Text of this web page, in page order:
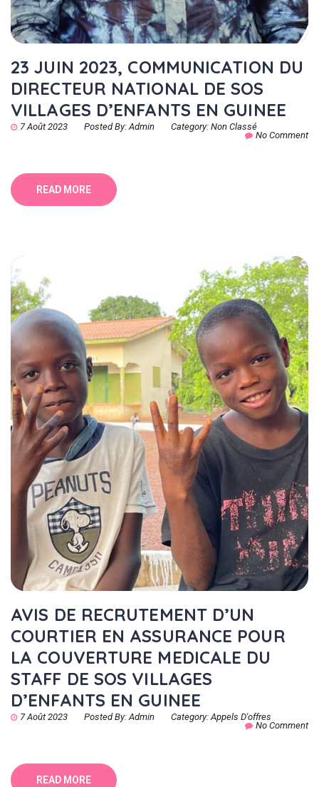
23 JUIN 2023, COMMUNICATION DU
DIRECTEUR NATIONAL DE SOS
VILLAGES D’ENFANTS EN GUINEE
7 Août 2023 Posted By: Admin Category: Non Classé
No Comment
READ MORE
AVIS DE RECRUTEMENT D’UN
COURTIER EN ASSURANCE POUR
LA COUVERTURE MEDICALE DU
STAFF DE SOS VILLAGES
D’ENFANTS EN GUINEE
7 Août 2023 Posted By: Admin Category: Appels D'offres
No Comment
READ MORE